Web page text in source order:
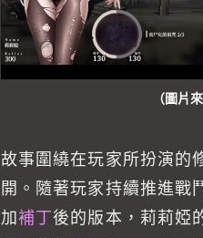
（圖片
故事圍繞在玩家所扮演的
開。隨著玩家持續推進戰
加補丁後的版本，莉莉婭